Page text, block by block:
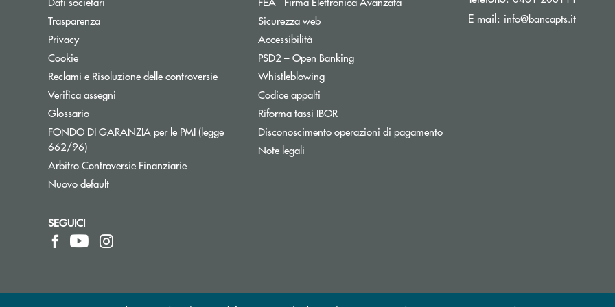
Trasparenza
PrivacyApre una nuova finestra
Cookie
Reclami e Risoluzione delle controversie
Verifica assegni
GlossarioApre una nuova finestra
FONDO DI GARANZIA per le PMI (legge
662/96)Apre una nuova finestra
Arbitro Controversie FinanziarieApre una nuova finestra
Nuovo default
Sicurezza web
Accessibilità
PSD2 – Open BankingApre una nuova finestra
Whistleblowing
Codice appalti
Riforma tassi IBORApre una nuova finestra
Disconoscimento operazioni di pagamentoApre una nuova finestra
Note legali
E-mail: info@bancapts.it(si apre
SEGUICI